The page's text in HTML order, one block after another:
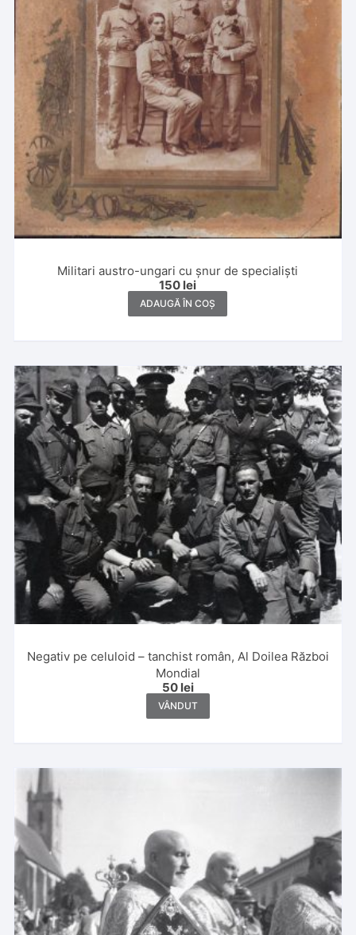
Militari austro-ungari cu șnur de specialiști
150 lei
ADAUGĂ ÎN COȘ
Negativ pe celuloid – tanchist român, Al Doilea Război
Mondial
50 lei
VÂNDUT